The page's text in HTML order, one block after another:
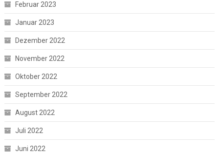
Februar 2023
Januar 2023
Dezember 2022
November 2022
Oktober 2022
September 2022
August 2022
Juli 2022
Juni 2022